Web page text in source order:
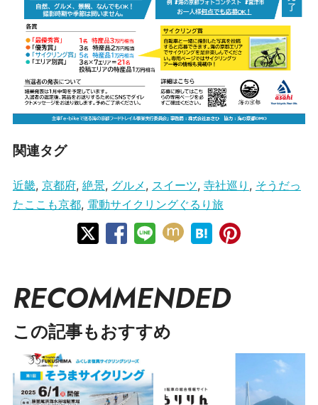
関連タグ
近畿, 京都府, 絶景, グルメ , スイーツ, 寺社巡り , そうだっ
たここも京都, 電動サイクリングぐるり旅
RECOMMENDED
この記事もおすすめ